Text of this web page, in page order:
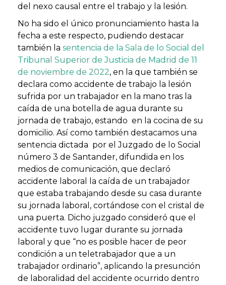
del nexo causal entre el trabajo y la lesión.
No ha sido el único pronunciamiento hasta la
fecha a este respecto, pudiendo destacar
también la sentencia de la Sala de lo Social del
Tribunal Superior de Justicia de Madrid de 11
de noviembre de 2022, en la que también se
declara como accidente de trabajo la lesión
sufrida por un trabajador en la mano tras la
caída de una botella de agua durante su
jornada de trabajo, estando en la cocina de su
domicilio. Así como también destacamos una
sentencia dictada por el Juzgado de lo Social
número 3 de Santander, difundida en los
medios de comunicación, que declaró
accidente laboral la caída de un trabajador
que estaba trabajando desde su casa durante
su jornada laboral, cortándose con el cristal de
una puerta. Dicho juzgado consideró que el
accidente tuvo lugar durante su jornada
laboral y que “no es posible hacer de peor
condición a un teletrabajador que a un
trabajador ordinario”, aplicando la presunción
de laboralidad del accidente ocurrido dentro